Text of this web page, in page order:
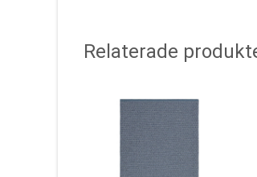
Relaterade